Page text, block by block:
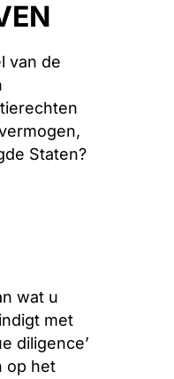
van de
Staten?
wat u
met
diligence’
op het